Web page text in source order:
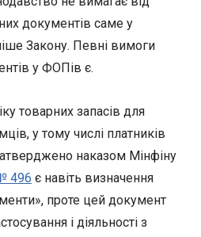
документів саме у
Закону. Певні вимоги
у ФОПів є.
товарних запасів для
у тому числі платників
наказом Мінфіну
496 є навіть визначення
проте цей документ
і діяльності з